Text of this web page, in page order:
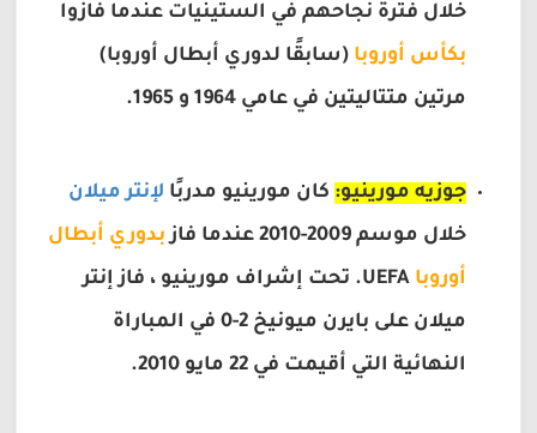
خلال فترة نجاحهم في الستينيات عندما فازوا
بكأس أوروبا (سابقًا لدوري أبطال أوروبا)
مرتين متتاليتين في عامي 1964 و 1965.
جوزيه مورينيو: كان مورينيو مدربًا لإنتر ميلان
خلال موسم 2009-2010 عندما فاز
بدوري أبطال
أوروبا
UEFA. تحت إشراف مورينيو ، فاز إنتر
ميلان على بايرن ميونيخ 2-0 في المباراة
النهائية التي أقيمت في 22 مايو 2010.